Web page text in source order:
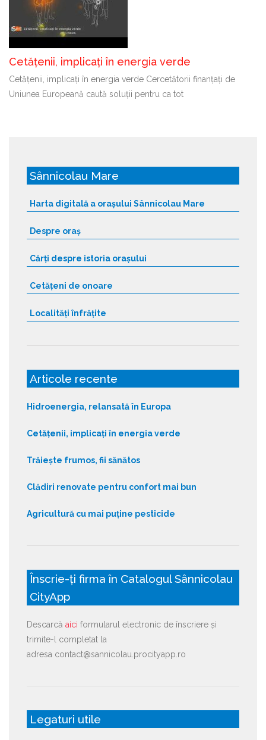
Cetățenii, implicați în energia verde
Cetățenii, implicați în energia verde Cercetătorii finanțați de
Uniunea Europeană caută soluții pentru ca tot
Sânnicolau Mare
Harta digitală a orașului Sânnicolau Mare
Despre oraș
Cărți despre istoria orașului
Cetățeni de onoare
Localități înfrățite
Articole recente
Hidroenergia, relansată în Europa
Cetățenii, implicați în energia verde
Trăiește frumos, fii sănătos
Clădiri renovate pentru confort mai bun
Agricultură cu mai puține pesticide
Înscrie-ți firma în Catalogul Sânnicolau
CityApp
Descarcă aici formularul electronic de înscriere și
trimite-l completat la
adresa contact@sannicolau.procityapp.ro
Legaturi utile